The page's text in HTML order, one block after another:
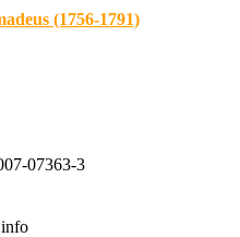
(1756-1791)
07363-3
info